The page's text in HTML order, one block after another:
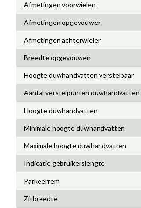
Afmetingen voorwielen
Afmetingen opgevouwen
Afmetingen achterwielen
Breedte opgevouwen
Hoogte duwhandvatten verstelbaar
Aantal verstelpunten duwhandvatten
Hoogte duwhandvatten
Minimale hoogte duwhandvatten
Maximale hoogte duwhandvatten
Indicatie gebruikerslengte
Parkeerrem
Zitbreedte